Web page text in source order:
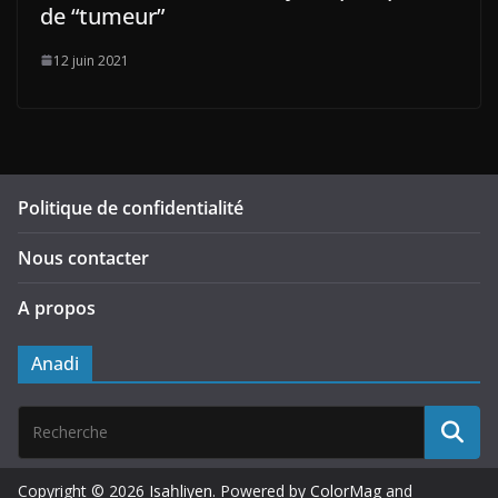
de “tumeur”
12 juin 2021
Politique de confidentialité
Nous contacter
A propos
Anadi
Copyright © 2026 Isaḥliyen. Powered by ColorMag and